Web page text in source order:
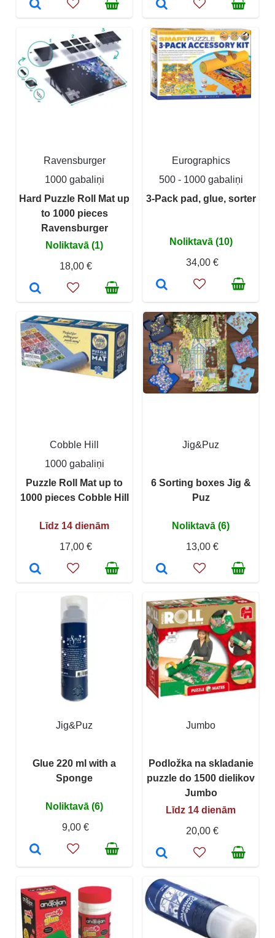
Ravensburger
1000 gabaliņi
Hard Puzzle Roll Mat up
to 1000 pieces
Ravensburger
Noliktavā (1)
18,00 €
Eurographics
500 - 1000 gabaliņi
3-Pack pad, glue, sorter
Noliktavā (10)
34,00 €
Cobble Hill
1000 gabaliņi
Puzzle Roll Mat up to
1000 pieces Cobble Hill
Līdz 14 dienām
17,00 €
Jig&Puz
6 Sorting boxes Jig &
Puz
Noliktavā (6)
13,00 €
Jig&Puz
Glue 220 ml with a
Sponge
Noliktavā (6)
9,00 €
Jumbo
Podložka na skladanie
puzzle do 1500 dielikov
Jumbo
Līdz 14 dienām
20,00 €